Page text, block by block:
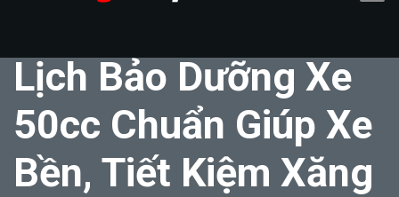
Lịch Bảo Dưỡng Xe
50cc Chuẩn Giúp Xe
Bền, Tiết Kiệm Xăng